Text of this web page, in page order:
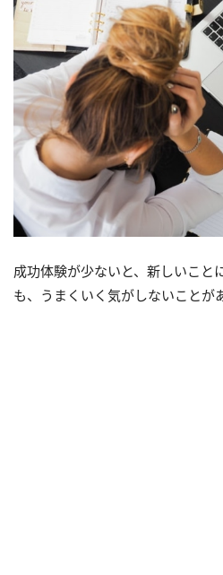
成功体験が少ないと、新しいこと
も、うまくいく気がしないことが